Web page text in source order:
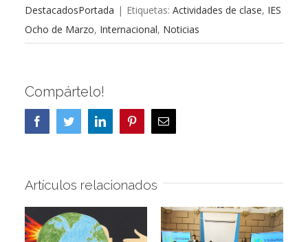
DestacadosPortada | Etiquetas: Actividades de clase, IES
Ocho de Marzo, Internacional, Noticias
Compártelo!
FacebookTwitterLinkedInPinterestCorreo
electrónico
Artículos relacionados